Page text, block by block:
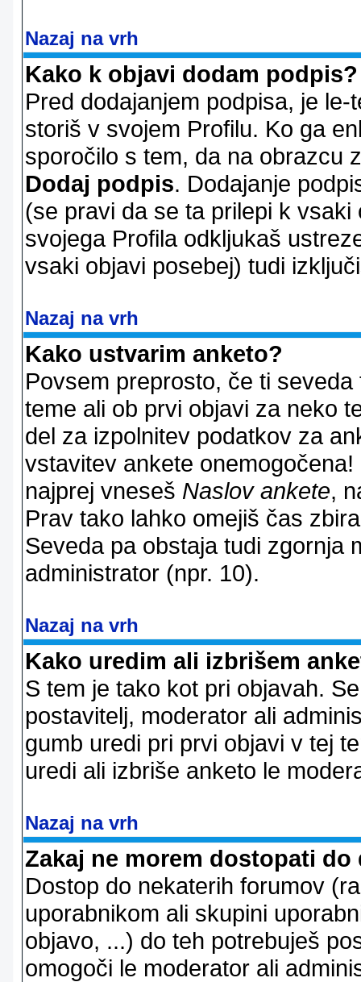
Nazaj na vrh
Kako k objavi dodam podpis?
Pred dodajanjem podpisa, je
storiš v svojem Profilu. Ko ga
sporočilo s tem, da na obrazcu
Dodaj podpis. Dodajanje
(se pravi da se ta prilepi k
svojega Profila odkljukaš
vsaki objavi posebej) tudi
Nazaj na vrh
Kako ustvarim anketo?
Povsem preprosto, če ti
teme ali ob prvi objavi za neko
del za izpolnitev podatkov za
vstavitev ankete
najprej vneseš Naslov ankete,
Prav tako lahko omejiš čas
Seveda pa obstaja tudi zgornja
administrator (npr. 10).
Nazaj na vrh
Kako uredim ali izbrišem
S tem je tako kot pri objavah.
postavitelj, moderator ali
gumb uredi pri prvi objavi v tej
uredi ali izbriše anketo le
Nazaj na vrh
Zakaj ne morem dostopati
Dostop do nekaterih forumov
uporabnikom ali skupini
objavo, ...) do teh potrebuješ
omogoči le moderator ali